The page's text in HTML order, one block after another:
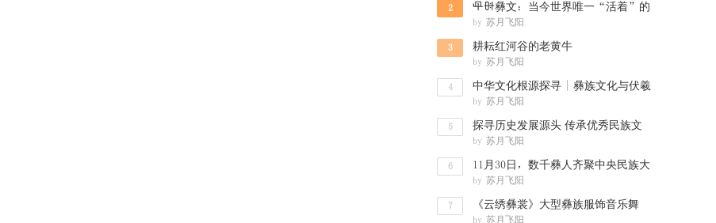
2
녪뉄彝文：当今世界唯一“活着”的
六大古文
by 苏月飞阳
3 耕耘红河谷的老黄牛
by 苏月飞阳
4
中华文化根源探寻 | 彝族文化与伏羲
文化渊
by 苏月飞阳
5
探寻历史发展源头 传承优秀民族文
化——彝
by 苏月飞阳
6
11月30日，数千彝人齐聚中央民族大
学，要搞
by 苏月飞阳
7
《云绣彝裳》大型彝族服饰音乐舞
by 苏月飞阳